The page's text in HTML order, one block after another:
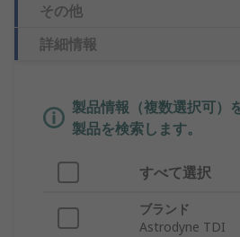
その他
詳細情報
製品情報（複数選択可）
製品を検索します。
すべて選択
ブランド
Astrodyne TDI